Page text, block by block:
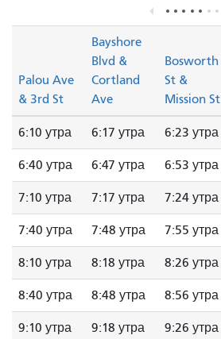
Palou Ave
& 3rd St
Bayshore
Blvd &
Cortland
Ave
Bosworth
St &
Mission St
6:10 утра 6:17 утра 6:23 утра
6:40 утра 6:47 утра 6:53 утра
7:10 утра 7:17 утра 7:24 утра
7:40 утра 7:48 утра 7:55 утра
8:10 утра 8:18 утра 8:26 утра
8:40 утра 8:48 утра 8:56 утра
9:10 утра 9:18 утра 9:26 утра